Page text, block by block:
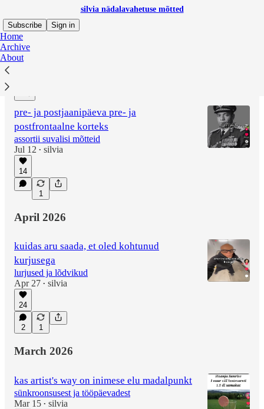
silvia nädalavahetuse mõtted
Subscribe
Sign in
Home
Archive
About
pre- ja postjaanipäeva pre- ja
postfrontaalne korteks
assortii suvalisi mõtteid
Jul 12 • silvia
14
1
April 2026
kuidas aru saada, et oled kohtunud
kurjusega
lurjused ja lõdvikud
Apr 27 • silvia
24
2 1
March 2026
kas artist's way on inimese elu madalpunkt
sünkroonsusest ja tööpäevadest
Mar 15 • silvia